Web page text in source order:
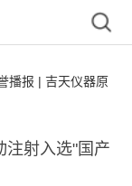
播报 | 吉天仪器原
注射入选"国产